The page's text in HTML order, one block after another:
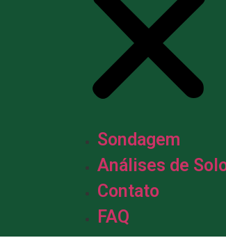
Sondagem
Análises de
Contato
FAQ